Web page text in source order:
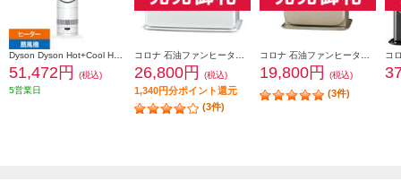
51,472円
(税込)
5営業日
26,800円 (税込)
1,340円分ポイント還元
(3件)
19,800円 (税込)
(3件)